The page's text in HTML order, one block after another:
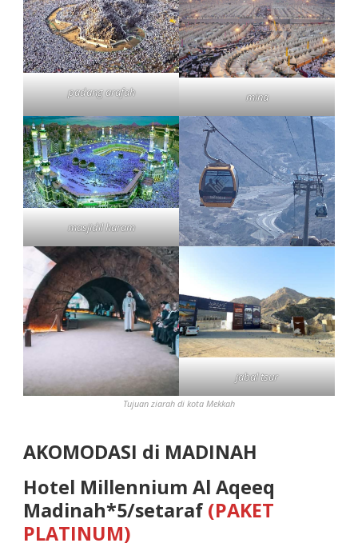
padang arafah mina
masjidil haram
jabal tsur
Tujuan ziarah di kota Mekkah
AKOMODASI di MADINAH
Hotel Millennium Al Aqeeq
Madinah*5/setaraf (PAKET
PLATINUM)